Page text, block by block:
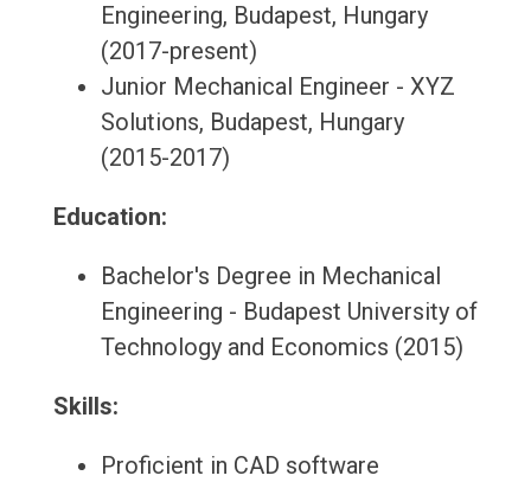
Engineering, Budapest, Hungary
(2017-present)
Junior Mechanical Engineer - XYZ
Solutions, Budapest, Hungary
(2015-2017)
Education:
Bachelor's Degree in Mechanical
Engineering - Budapest University of
Technology and Economics (2015)
Skills:
Proficient in CAD software